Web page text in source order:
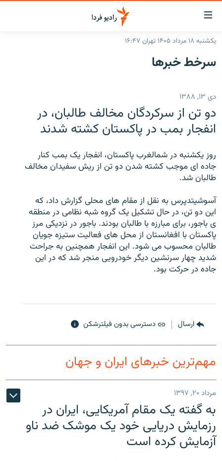
لینک‌های
قابلیت
دسترسی
بازگشت
اصلی
رفتن
صفحه
ایران
رادیو
انتخاب کنید و بشنوید
فرکانس‌ها
پادکست
گزارش‌های تصویری
گزارش‌های ویدئویی
زنان فردا
English
به ما بپیوندید
یکشنبه ۱۸ مرداد ۱۴۰۵ تهران ۱۶:۴۷
سرخط‌ خبرها
دی ۱۳, ۱۳۸۸
دو تن از سرکردگان مخالف طالبان، در
انفجار بمب در پاکستان کشته شدند
روز یکشنبه در شمالغرب پاکستان، انفجار یک بمب کنار
جاده ای موجب کشته شدن دو تن از ریش سفیدان مخالف
طالبان شد.
آسوشیتدپرس به نقل از مقام های محلی گزارش داد، که
این دو تن، در حال تشکیل یک گروه شبه نظامی در منطقه
ی باجور، برای مبارزه با طالبان بودند. باجور در نزدیکی مرز
پاکستان با افغانستان از محل های فعالیت ستیزه جویان
طالبان محسوب می شود. این انفجار همچنین به جراحت
شدید چهار سرنشین دیگر خودرویی منجر شد که در این
جاده در حرکت بود.
ارسال دسترسی بدون فیلترشکن
مهم‌ترین خبرهای ایران و جهان
مرداد ۲۰, ۱۳۹۷
به گفته یک مقام آمریکایی، ایران در
رزمایش دریایی خود یک موشک ضد ناو
آزمایش کرده است